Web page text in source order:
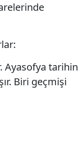
Ayasofya tarihin
Biri geçmişi